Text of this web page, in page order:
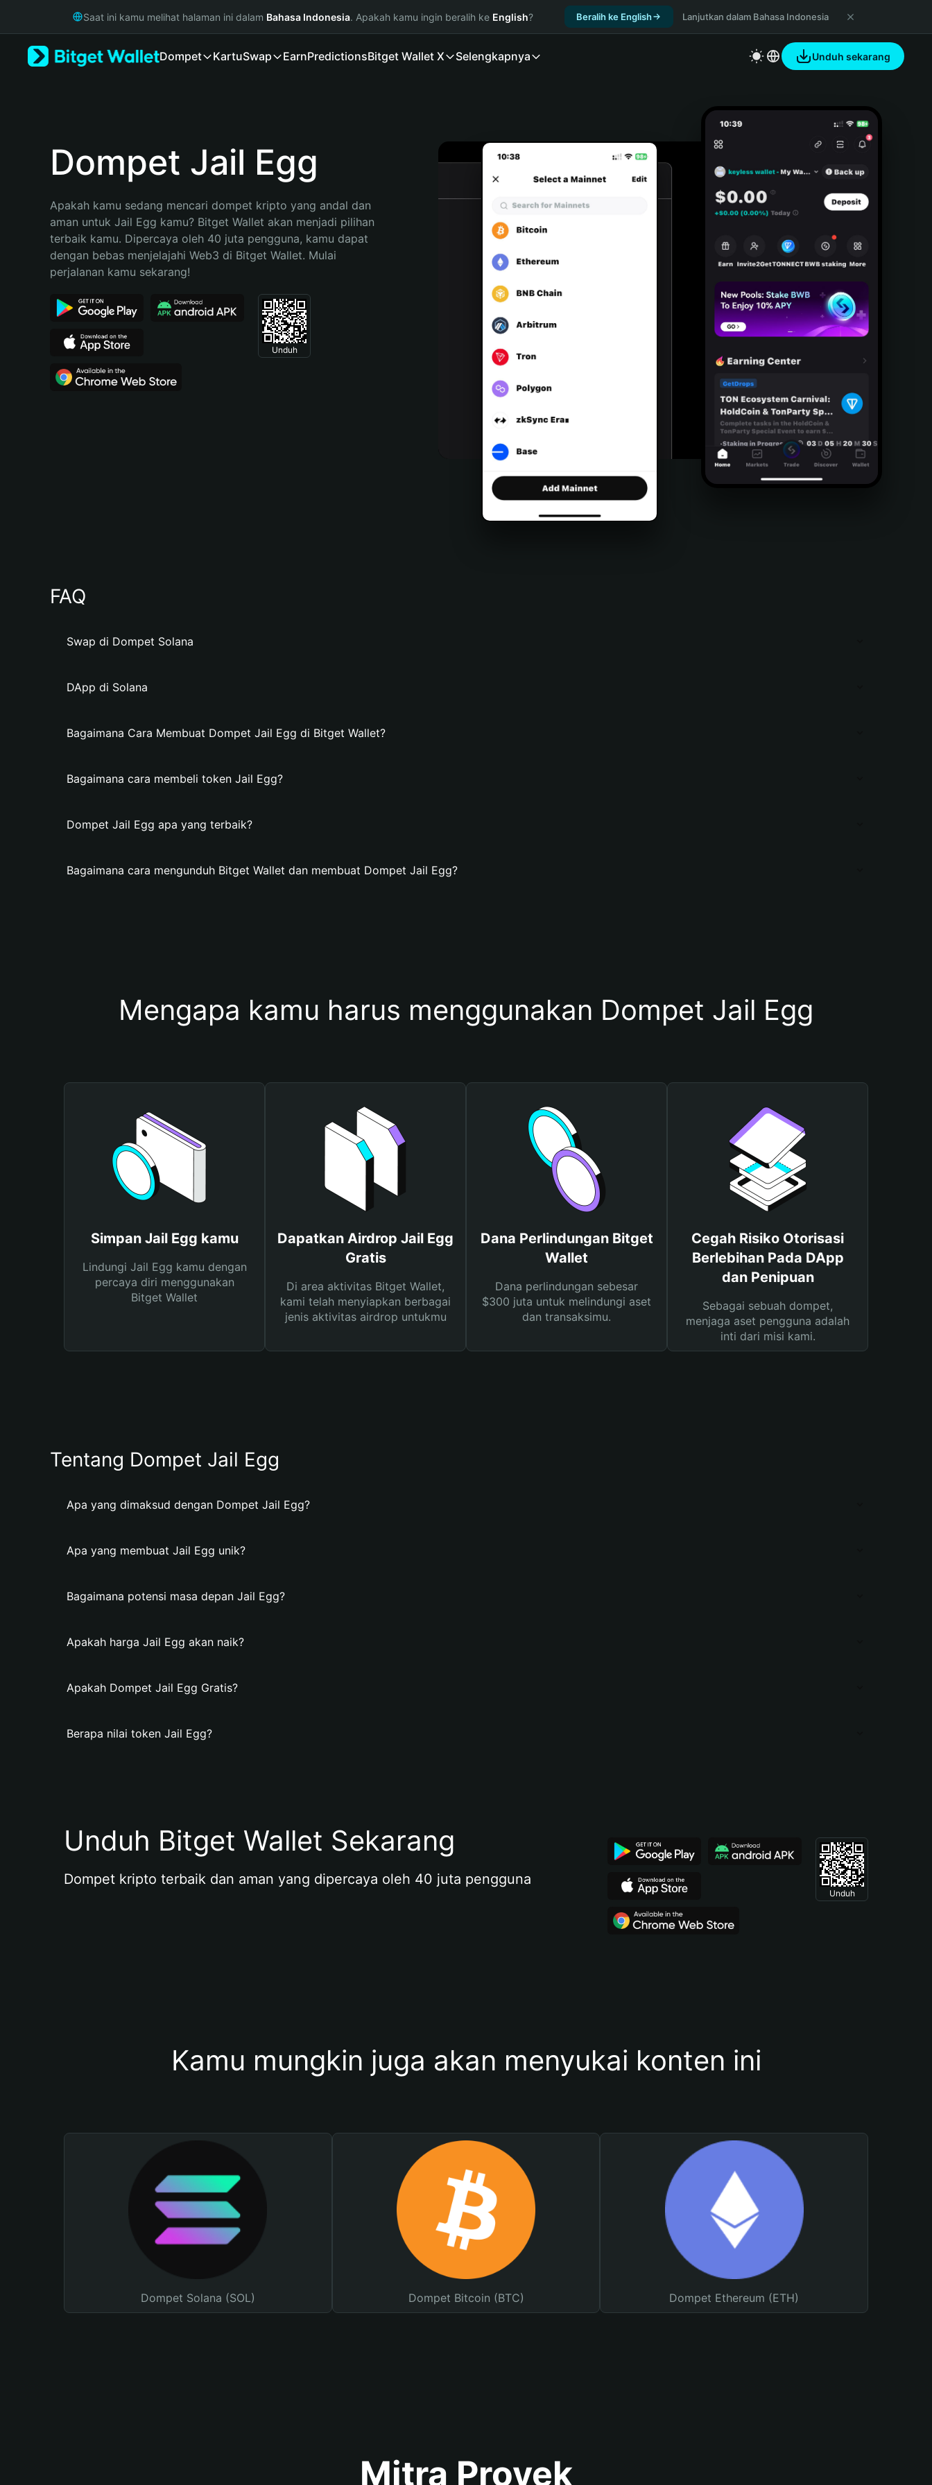
Русский
Bahasa Indonesia
Español (Argentina)
Saat ini kamu melihat halaman ini dalam Bahasa Indonesia. Apakah kamu ingin beralih ke English? Beralih ke English Lanjutkan dalam Bahasa Indonesia
Dompet KartuSwap EarnPredictionsBitget Wallet X Selengkapnya Unduh sekarang
Dompet Jail Egg
Apakah kamu sedang mencari dompet kripto yang andal dan
aman untuk Jail Egg kamu? Bitget Wallet akan menjadi pilihan
terbaik kamu. Dipercaya oleh 40 juta pengguna, kamu dapat
dengan bebas menjelajahi Web3 di Bitget Wallet. Mulai
perjalanan kamu sekarang!
Unduh
FAQ
Swap di Dompet Solana
DApp di Solana
Bagaimana Cara Membuat Dompet Jail Egg di Bitget Wallet?
Bagaimana cara membeli token Jail Egg?
Dompet Jail Egg apa yang terbaik?
Bagaimana cara mengunduh Bitget Wallet dan membuat Dompet Jail Egg?
Mengapa kamu harus menggunakan Dompet Jail Egg
Simpan Jail Egg kamu
Lindungi Jail Egg kamu dengan
percaya diri menggunakan
Bitget Wallet
Dapatkan Airdrop Jail Egg
Gratis
Di area aktivitas Bitget Wallet,
kami telah menyiapkan berbagai
jenis aktivitas airdrop untukmu
Dana Perlindungan Bitget
Wallet
Dana perlindungan sebesar
$300 juta untuk melindungi aset
dan transaksimu.
Cegah Risiko Otorisasi
Berlebihan Pada DApp
dan Penipuan
Sebagai sebuah dompet,
menjaga aset pengguna adalah
inti dari misi kami.
Tentang Dompet Jail Egg
Apa yang dimaksud dengan Dompet Jail Egg?
Apa yang membuat Jail Egg unik?
Bagaimana potensi masa depan Jail Egg?
Apakah harga Jail Egg akan naik?
Apakah Dompet Jail Egg Gratis?
Berapa nilai token Jail Egg?
Unduh Bitget Wallet Sekarang
Dompet kripto terbaik dan aman yang dipercaya oleh 40 juta pengguna
Unduh
Kamu mungkin juga akan menyukai konten ini
Dompet Solana (SOL) Dompet Bitcoin (BTC) Dompet Ethereum (ETH)
Mitra Proyek